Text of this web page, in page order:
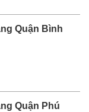
Quận Bình
Quận Phú